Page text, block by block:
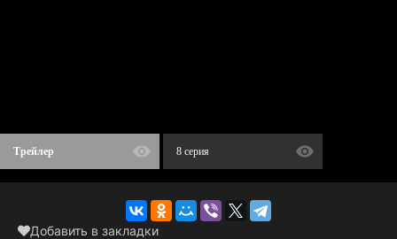
Трейлер 8 серия
Добавить в закладки